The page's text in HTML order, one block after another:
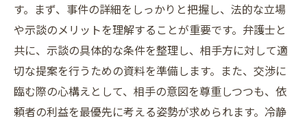
す。まず、事件の詳細をしっかりと把握し、法的な立場
や示談のメリットを理解することが重要です。弁護士と
共に、示談の具体的な条件を整理し、相手方に対して適
切な提案を行うための資料を準備します。また、交渉に
臨む際の心構えとして、相手の意図を尊重しつつも、依
頼者の利益を最優先に考える姿勢が求められます。冷静